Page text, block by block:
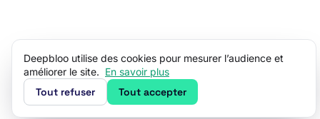
Deepbloo utilise des cookies pour mesurer l’audience et
améliorer le site. En savoir plus
Tout refuser Tout accepter